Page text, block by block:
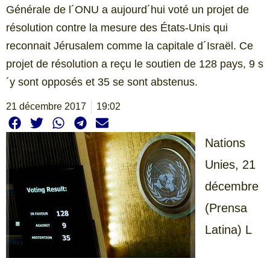
Générale de l´ONU a aujourd´hui voté un projet de
résolution contre la mesure des États-Unis qui
reconnait Jérusalem comme la capitale d´Israël. Ce
projet de résolution a reçu le soutien de 128 pays, 9 s
´y sont opposés et 35 se sont abstenus.
21 décembre 2017 19:02
Nations
Unies, 21
décembre
(Prensa
Latina) L